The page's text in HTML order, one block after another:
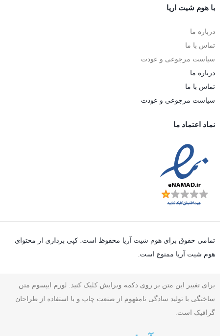
با هوم شیت اریا
درباره ما
تماس با ما
سیاست مرجوعی و عودت
درباره ما
تماس با ما
سیاست مرجوعی و عودت
نماد اعتماد ما
تمامی حقوق برای هوم شیت آریا محفوظ است. کپی برداری از محتوای
هوم شیت آریا ممنوع است.
برای تغییر این متن بر روی دکمه ویرایش کلیک کنید. لورم ایپسوم متن
ساختگی با تولید سادگی نامفهوم از صنعت چاپ و با استفاده از طراحان
گرافیک است.